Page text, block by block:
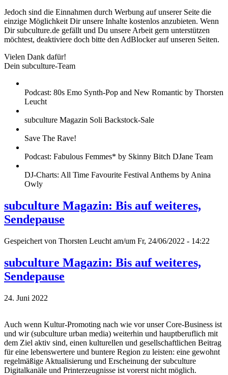
Jedoch sind die Einnahmen durch Werbung auf unserer Seite die
einzige Möglichkeit Dir unsere Inhalte kostenlos anzubieten. Wenn
Dir subculture.de gefällt und Du unsere Arbeit gern unterstützen
möchtest, deaktiviere doch bitte den AdBlocker auf unseren Seiten.
Vielen Dank dafür!
Dein subculture-Team
Podcast: 80s Emo Synth-Pop and New Romantic by Thorsten
Leucht
subculture Magazin Soli Backstock-Sale
Save The Rave!
Podcast: Fabulous Femmes* by Skinny Bitch DJane Team
DJ-Charts: All Time Favourite Festival Anthems by Anina
Owly
subculture Magazin: Bis auf weiteres,
Sendepause
Gespeichert von Thorsten Leucht am/um Fr, 24/06/2022 - 14:22
subculture Magazin: Bis auf weiteres,
Sendepause
24. Juni 2022
Auch wenn Kultur-Promoting nach wie vor unser Core-Business ist
und wir (subculture urban media) weiterhin und hauptberuflich mit
dem Ziel aktiv sind, einen kulturellen und gesellschaftlichen Beitrag
für eine lebenswertere und buntere Region zu leisten: eine gewohnt
regelmäßige Aktualisierung und Erscheinung der subculture
Digitalkanäle und Printerzeugnisse ist vorerst nicht möglich.